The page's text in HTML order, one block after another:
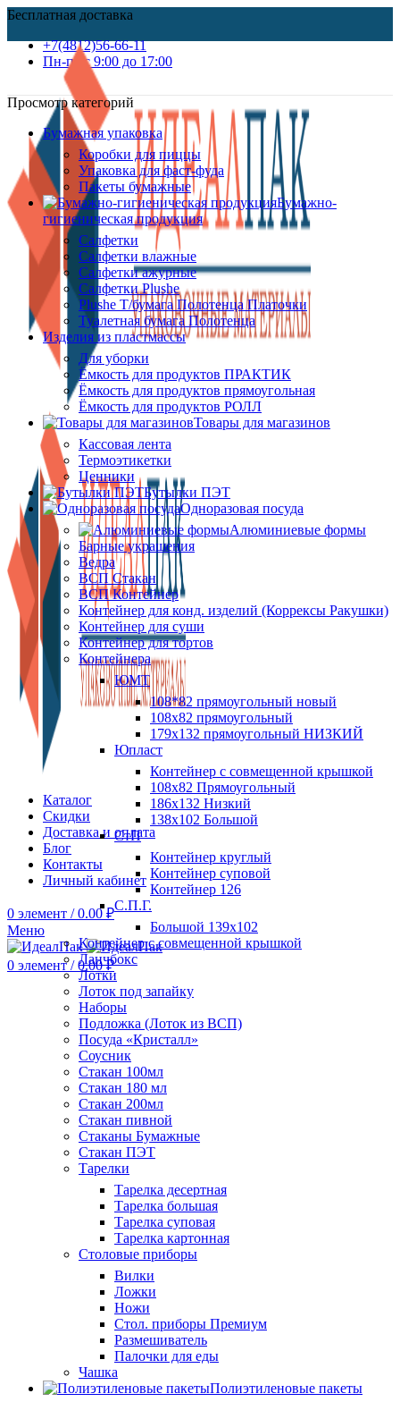
Бесплатная доставка
+7(4812)56-66-11
Пн-пт c 9:00 до 17:00
Каталог
Скидки
Доставка и оплата
Блог
Контакты
Личный кабинет
0 элемент / 0.00₽
Меню
0 элемент / 0.00₽
Просмотр категорий
Бумажная упаковка
Коробки для пиццы
Упаковка для фаст-фуда
Пакеты бумажные
Бумажно-
гигиеническая продукция
Салфетки
Салфетки влажные
Салфетки ажурные
Салфетки Plushe
Plushe Т/бумага Полотенца Платочки
Туалетная бумага Полотенца
Изделия из пластмассы
Для уборки
Ёмкость для продуктов ПРАКТИК
Ёмкость для продуктов прямоугольная
Ёмкость для продуктов РОЛЛ
Товары для магазинов
Кассовая лента
Термоэтикетки
Ценники
Бутылки ПЭТ
Одноразовая посуда
Алюминиевые формы
Барные украшения
Ведра
ВСП Стакан
ВСП Контейнер
Контейнер для конд. изделий (Коррексы Ракушки)
Контейнер для суши
Контейнер для тортов
Контейнера
ЮМТ
108*82 прямоугольный новый
108х82 прямоугольный
179х132 прямоугольный НИЗКИЙ
Юпласт
Контейнер с совмещенной крышкой
108х82 Прямоугольный
186х132 Низкий
138х102 Большой
СтП
Контейнер круглый
Контейнер суповой
Контейнер 126
С.П.Г.
Большой 139х102
Контейнер с совмещенной крышкой
Ланчбокс
Лотки
Лоток под запайку
Наборы
Подложка (Лоток из ВСП)
Посуда «Кристалл»
Соусник
Стакан 100мл
Стакан 180 мл
Стакан 200мл
Стакан пивной
Стаканы Бумажные
Стакан ПЭТ
Тарелки
Тарелка десертная
Тарелка большая
Тарелка суповая
Тарелка картонная
Столовые приборы
Вилки
Ложки
Ножи
Стол. приборы Премиум
Размешиватель
Палочки для еды
Чашка
Полиэтиленовые пакеты